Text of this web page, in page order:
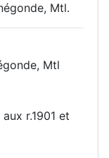
Mtl.
Mtl
r.1901 et